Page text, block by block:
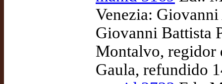
Venezia:
Giovanni Battista
Montalvo, regidor
Gaula, refundido